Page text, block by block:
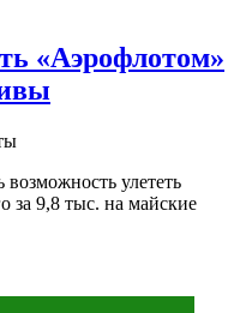
«Аэрофлотом»
улететь
за 9,8 тыс. на майские